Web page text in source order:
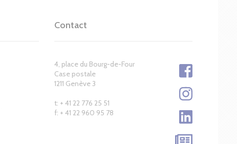
Contact
4, place du Bourg-de-Four
Case postale
1211 Genève 3
t: + 41 22 776 25 51
f: + 41 22 960 95 78